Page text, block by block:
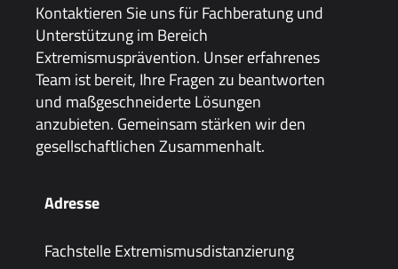
Kontaktieren Sie uns für Fachberatung und
Unterstützung im Bereich
Extremismusprävention. Unser erfahrenes
Team ist bereit, Ihre Fragen zu beantworten
und maßgeschneiderte Lösungen
anzubieten. Gemeinsam stärken wir den
gesellschaftlichen Zusammenhalt.
Adresse
Fachstelle Extremismusdistanzierung